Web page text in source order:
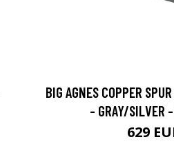
BIG AGNES COPPER
- GRAY/SILVER
629